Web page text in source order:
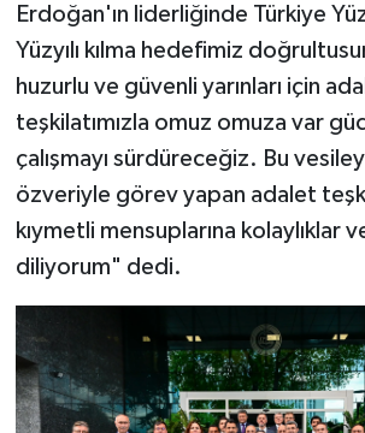
Erdoğan'ın liderliğinde Türkiye
Yüzyılı kılma hedefimiz
huzurlu ve güvenli yarınları için
teşkilatımızla omuz omuza var
çalışmayı sürdüreceğiz. Bu
özveriyle görev yapan adalet
kıymetli mensuplarına kolaylıklar
diliyorum" dedi.